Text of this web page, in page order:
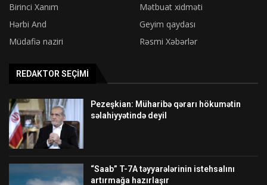
Birinci Xanım
Mətbuat xidməti
Hərbi And
Geyim qaydası
Müdafiə naziri
Rəsmi Xəbərlər
REDAKTOR SEÇIMI
Pezeşkian: Müharibə qərarı hökumətin
səlahiyyətində deyil
“Saab” T-7A təyyarələrinin istehsalını
artırmağa hazırlaşır